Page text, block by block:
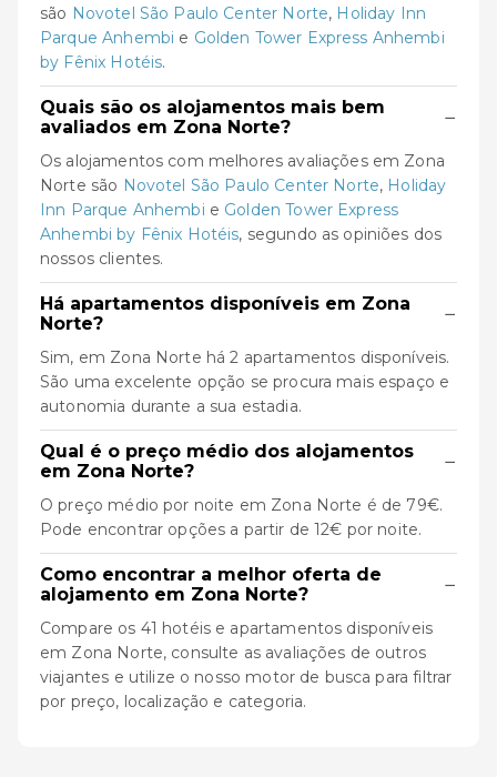
são Novotel São Paulo Center Norte, Holiday Inn
Parque Anhembi e Golden Tower Express Anhembi
by Fênix Hotéis.
Quais são os alojamentos mais bem
avaliados em Zona Norte?
−
Os alojamentos com melhores avaliações em Zona
Norte são Novotel São Paulo Center Norte, Holiday
Inn Parque Anhembi e Golden Tower Express
Anhembi by Fênix Hotéis, segundo as opiniões dos
nossos clientes.
Há apartamentos disponíveis em Zona
Norte?
−
Sim, em Zona Norte há 2 apartamentos disponíveis.
São uma excelente opção se procura mais espaço e
autonomia durante a sua estadia.
Qual é o preço médio dos alojamentos
em Zona Norte?
−
O preço médio por noite em Zona Norte é de 79€.
Pode encontrar opções a partir de 12€ por noite.
Como encontrar a melhor oferta de
alojamento em Zona Norte?
−
Compare os 41 hotéis e apartamentos disponíveis
em Zona Norte, consulte as avaliações de outros
viajantes e utilize o nosso motor de busca para filtrar
por preço, localização e categoria.